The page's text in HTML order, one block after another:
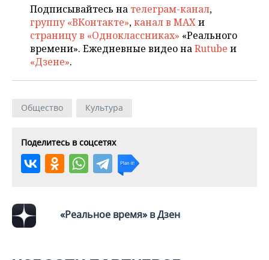
Подписывайтесь на телеграм-канал,
группу «ВКонтакте»,канал в MAXи
страницу в «Одноклассниках» «Реального
времени». Ежедневные видео наRutube и
«Дзене».
Общество Культура
Поделитесь в соцсетях
«Реальное время» в Дзен